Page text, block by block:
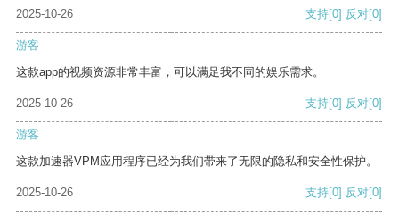
2025-10-26
支持[0] 反对[0]
游客
这款app的视频资源非常丰富，可以满足我不同的娱乐需求。
2025-10-26 支持[0] 反对[0]
游客
这款加速器VPM应用程序已经为我们带来了无限的隐私和安全性保护。
2025-10-26 支持[0] 反对[0]